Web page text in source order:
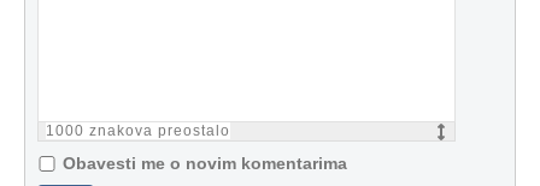
1000 znakova preostalo
Obavesti me o novim komentarima